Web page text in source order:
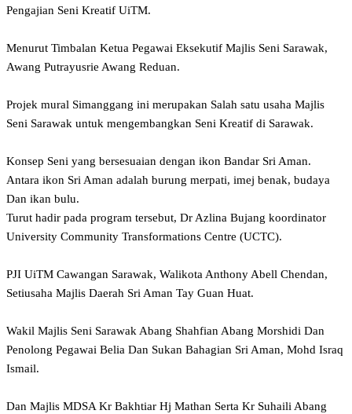
Pengajian Seni Kreatif UiTM.
Menurut Timbalan Ketua Pegawai Eksekutif Majlis Seni Sarawak,
Awang Putrayusrie Awang Reduan.
Projek mural Simanggang ini merupakan Salah satu usaha Majlis
Seni Sarawak untuk mengembangkan Seni Kreatif di Sarawak.
Konsep Seni yang bersesuaian dengan ikon Bandar Sri Aman.
Antara ikon Sri Aman adalah burung merpati, imej benak, budaya
Dan ikan bulu.
Turut hadir pada program tersebut, Dr Azlina Bujang koordinator
University Community Transformations Centre (UCTC).
PJI UiTM Cawangan Sarawak, Walikota Anthony Abell Chendan,
Setiusaha Majlis Daerah Sri Aman Tay Guan Huat.
Wakil Majlis Seni Sarawak Abang Shahfian Abang Morshidi Dan
Penolong Pegawai Belia Dan Sukan Bahagian Sri Aman, Mohd Israq
Ismail.
Dan Majlis MDSA Kr Bakhtiar Hj Mathan Serta Kr Suhaili Abang